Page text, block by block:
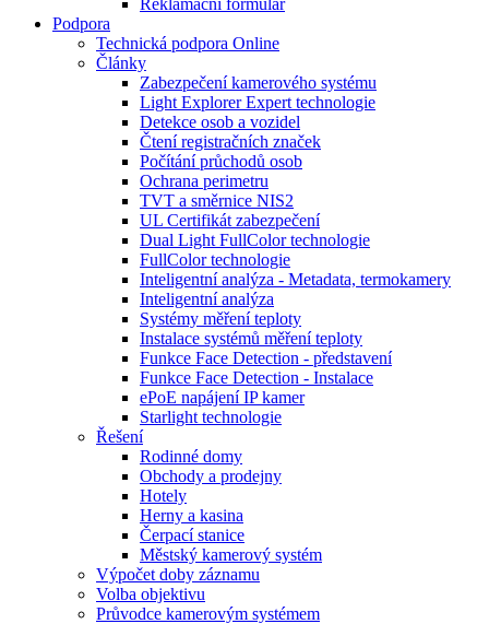
Reklamační formulář
Podpora
Technická podpora Online
Články
Zabezpečení kamerového systému
Light Explorer Expert technologie
Detekce osob a vozidel
Čtení registračních značek
Počítání průchodů osob
Ochrana perimetru
TVT a směrnice NIS2
UL Certifikát zabezpečení
Dual Light FullColor technologie
FullColor technologie
Inteligentní analýza - Metadata, termokamery
Inteligentní analýza
Systémy měření teploty
Instalace systémů měření teploty
Funkce Face Detection - představení
Funkce Face Detection - Instalace
ePoE napájení IP kamer
Starlight technologie
Řešení
Rodinné domy
Obchody a prodejny
Hotely
Herny a kasina
Čerpací stanice
Městský kamerový systém
Výpočet doby záznamu
Volba objektivu
Průvodce kamerovým systémem